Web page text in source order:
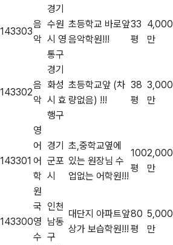
143303
음
악
경기
수원
시 영
통구
초등학교 바로앞
음악학원!!!
33
평
4,000
만
143302
음
악
경기
화성
시 효
행구
초등학교앞 (차
량없음) !!!
38
평
3,000
만
143301
영
어
어
학
원
경기
군포
시
초,중학교옆에
있는 원장님 수
업없는 어학원!!!
100
평
2,000
만
143300
국
영
수
인천
남동
구
대단지 아파트앞
상가 보습학원!!!
80
평
5,000
만